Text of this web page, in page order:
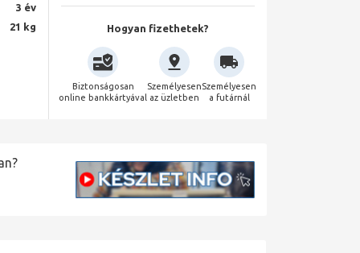
3 év
21 kg
Hogyan fizethetek?
Biztonságosan
online bankkártyával
Személyesen
az üzletben
Személyesen
a futárnál